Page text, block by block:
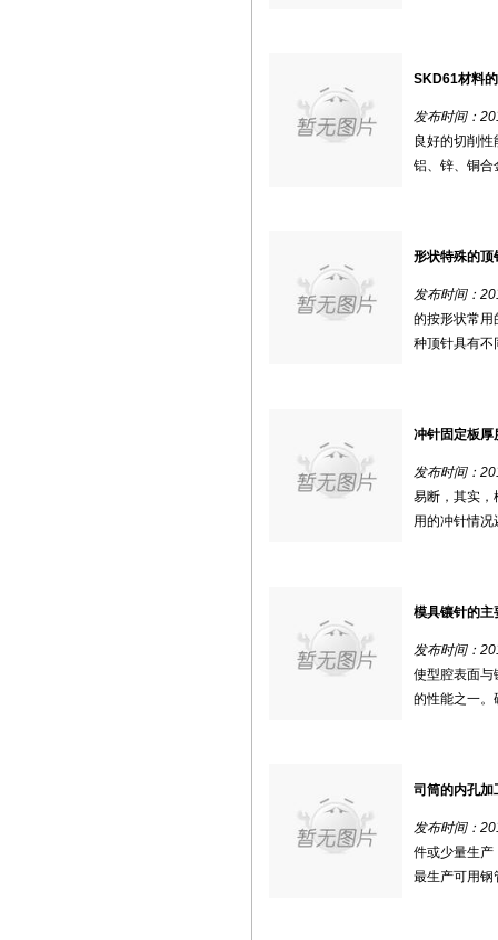
SKD61材料
发布时间：
良好的切削
铝、锌、铜合
形状特殊的
发布时间：
的按形状常用
种顶针具有不
冲针固定板厚
发布时间：
易断，其实，
用的冲针情况
模具镶针的主
发布时间：
使型腔表面与
的性能之一。
司筒的内孔加
发布时间：
件或少量生产
最生产可用钢